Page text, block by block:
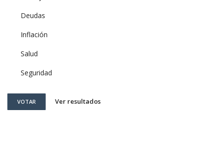
Deudas
Inflación
Salud
Seguridad
VOTAR Ver resultados